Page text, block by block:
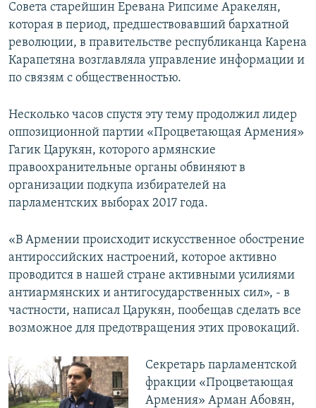
Совета старейшин Еревана Рипсиме Аракелян,
которая в период, предшествовавший бархатной
революции, в правительстве республиканца Карена
Карапетяна возглавляла управление информации и
по связям с общественностью.
Несколько часов спустя эту тему продолжил лидер
оппозиционной партии «Процветающая Армения»
Гагик Царукян, которого армянские
правоохранительные органы обвиняют в
организации подкупа избирателей на
парламентских выборах 2017 года.
«В Армении происходит искусственное обострение
антироссийских настроений, которое активно
проводится в нашей стране активными усилиями
антиармянских и антигосударственных сил», - в
частности, написал Царукян, пообещав сделать все
возможное для предотвращения этих провокаций.
Секретарь парламентской
фракции «Процветающая
Армения» Арман Абовян,